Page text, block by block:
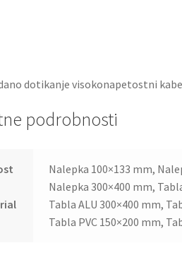
dotikanje visokonapetostni
podrobnosti
Nalepka 100×133 mm,
Nalepka 300×400 mm,
Tabla ALU 300×400 mm,
Tabla PVC 150×200 mm,